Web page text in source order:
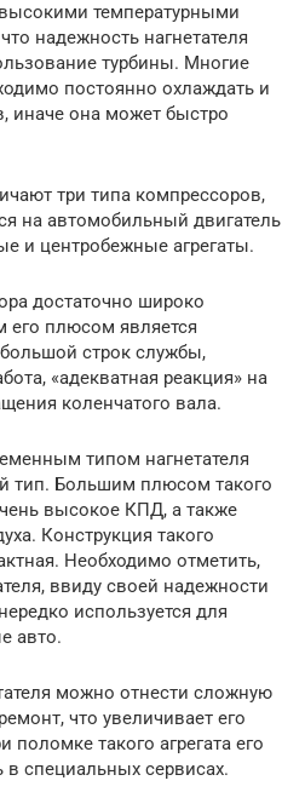
температурными
надежность нагнетателя
турбины. Многие
постоянно охлаждать и
иначе она может быстро
три типа компрессоров,
на автомобильный двигатель
и центробежные агрегаты.
достаточно широко
его плюсом является
строк службы,
«адекватная реакция» на
коленчатого вала.
типом нагнетателя
тип. Большим плюсом такого
высокое КПД, а также
Конструкция такого
Необходимо отметить,
ввиду своей надежности
используется для
авто.
можно отнести сложную
что увеличивает его
такого агрегата его
в специальных сервисах.